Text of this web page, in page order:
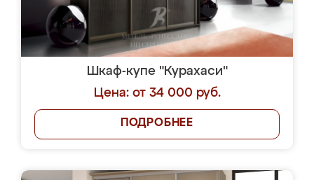
Шкаф-купе "Курахаси"
Цена: от 34 000 руб.
ПОДРОБНЕЕ